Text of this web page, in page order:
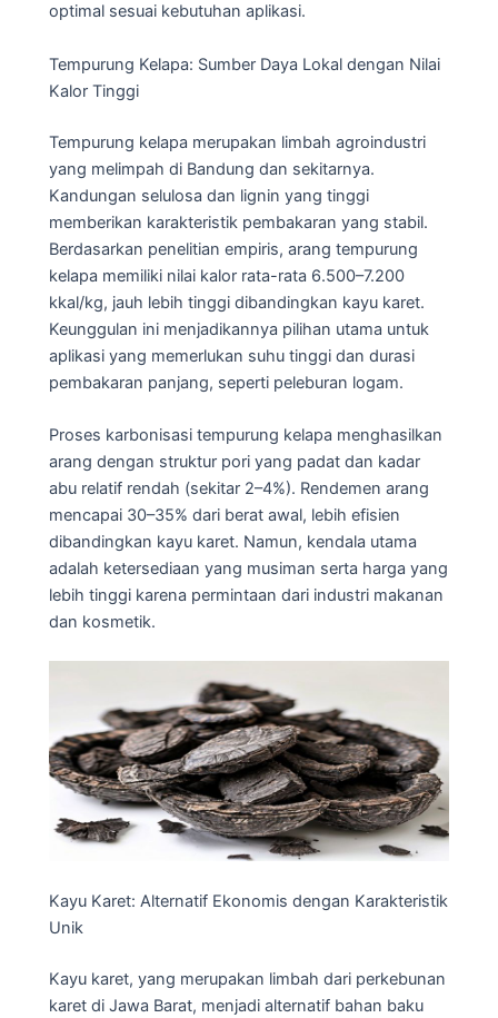
optimal sesuai kebutuhan aplikasi.
Tempurung Kelapa: Sumber Daya Lokal dengan Nilai
Kalor Tinggi
Tempurung kelapa merupakan limbah agroindustri
yang melimpah di Bandung dan sekitarnya.
Kandungan selulosa dan lignin yang tinggi
memberikan karakteristik pembakaran yang stabil.
Berdasarkan penelitian empiris, arang tempurung
kelapa memiliki nilai kalor rata-rata 6.500–7.200
kkal/kg, jauh lebih tinggi dibandingkan kayu karet.
Keunggulan ini menjadikannya pilihan utama untuk
aplikasi yang memerlukan suhu tinggi dan durasi
pembakaran panjang, seperti peleburan logam.
Proses karbonisasi tempurung kelapa menghasilkan
arang dengan struktur pori yang padat dan kadar
abu relatif rendah (sekitar 2–4%). Rendemen arang
mencapai 30–35% dari berat awal, lebih efisien
dibandingkan kayu karet. Namun, kendala utama
adalah ketersediaan yang musiman serta harga yang
lebih tinggi karena permintaan dari industri makanan
dan kosmetik.
Kayu Karet: Alternatif Ekonomis dengan Karakteristik
Unik
Kayu karet, yang merupakan limbah dari perkebunan
karet di Jawa Barat, menjadi alternatif bahan baku